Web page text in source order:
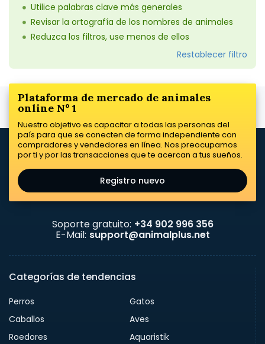
Utilice palabras clave más generales
Revisar la ortografía de los nombres de animales
Reduzca los filtros, use menos de ellos
Restablecer filtro
Plataforma de mercado de animales
online Nº 1
Nuestro objetivo es capacitar a todas las personas del
país para que se conecten de forma independiente con
compradores y vendedores en línea. Nos preocupamos
por ti y por las transacciones que te acercan a tus sueños.
Registro nuevo
Soporte gratuito: +34 902 996 356
E-Mail: support@animalplus.net
Categorías de tendencias
Perros
Gatos
Caballos
Aves
Roedores
Aquaristik